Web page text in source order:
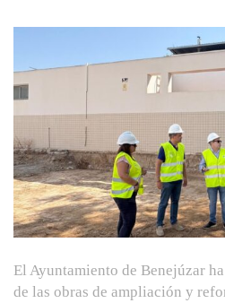
El Ayuntamiento de Benejúzar
de las obras de ampliación y